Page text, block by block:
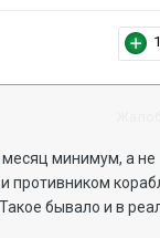
1
месяц минимум, а не
противником
бывало и в